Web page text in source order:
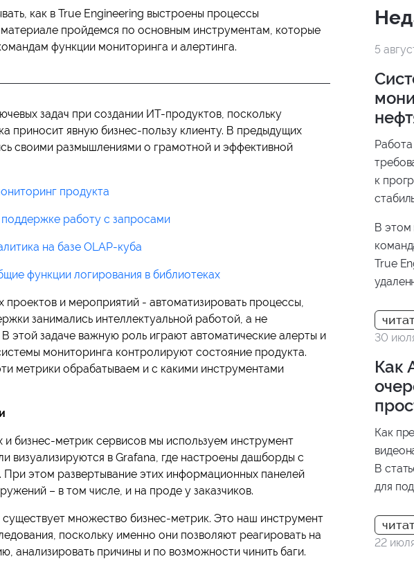
как в True Engineering выстроены процессы
пройдемся по основным инструментам, которые
функции мониторинга и алертинга.
задач при создании ИТ-продуктов, поскольку
приносит явную бизнес-пользу клиенту. В предыдущих
своими размышлениями о грамотной и эффективной
продукта
поддержке работу с запросами
на базе OLAP-куба
функции логирования в библиотеках
проектов и мероприятий - автоматизировать процессы,
занимались интеллектуальной работой, а не
этой задаче важную роль играют автоматические алерты и
мониторинга контролируют состояние продукта.
метрики обрабатываем и с какими инструментами
и бизнес-метрик сервисов мы используем инструмент
визуализируются в Grafana, где настроены дашборды с
этом развертывание этих информационных панелей
– в том числе, и на проде у заказчиков.
множество бизнес-метрик. Это наш инструмент
поскольку именно они позволяют реагировать на
анализировать причины и по возможности чинить баги.
5
к
В этом
True
30
Как
Как
В
для
22